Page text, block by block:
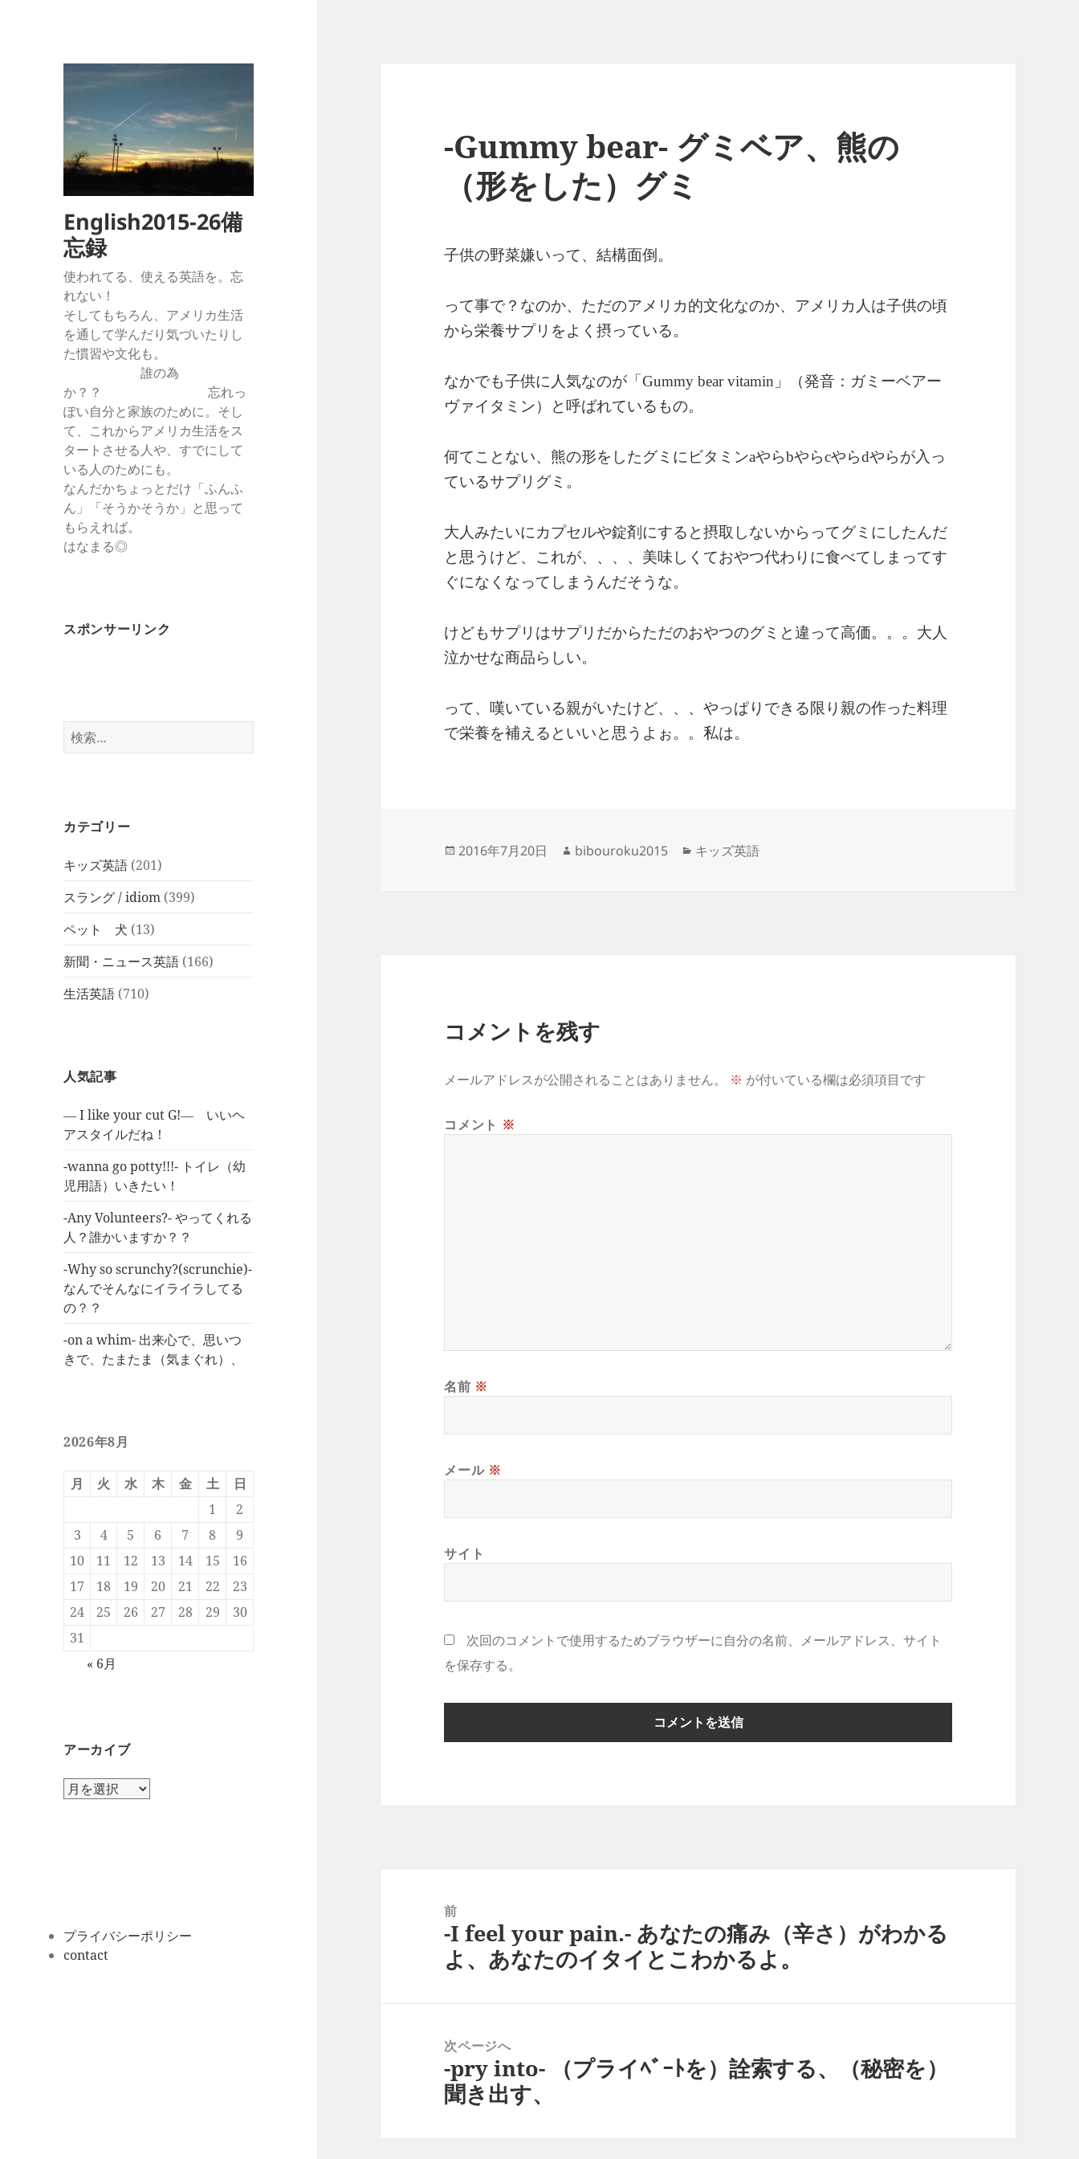
English2015-26備
忘録
使われてる、使える英語を。忘
れない！
そしてもちろん、アメリカ生活
を通して学んだり気づいたりし
た慣習や文化も。
誰の為
か？？ 忘れっ
ぽい自分と家族のために。そし
て、これからアメリカ生活をス
タートさせる人や、すでにして
いる人のためにも。
なんだかちょっとだけ「ふんふ
ん」「そうかそうか」と思って
もらえれば。
はなまる◎
スポンサーリンク
検
索:
カテゴリー
キッズ英語 (201)
スラング / idiom (399)
ペット 犬 (13)
新聞・ニュース英語 (166)
生活英語 (710)
人気記事
― I like your cut G!― いいヘ
アスタイルだね！
-wanna go potty!!!- トイレ（幼
児用語）いきたい！
-Any Volunteers?- やってくれる
人？誰かいますか？？
-Why so scrunchy?(scrunchie)-
なんでそんなにイライラしてる
の？？
-on a whim- 出来心で、思いつ
きで、たまたま（気まぐれ）、
2026年8月
月 火 水 木 金 土
日
1
2
3
4 5 6 7 8
9
10
11 12 13 14 15
16
17
18 19 20 21 22
23
24
25 26 27 28 29
30
31
« 6月
アーカイブ
ア
プライバシーポリシー
contact
-Gummy bear- グミベア、熊の
（形をした）グミ
子供の野菜嫌いって、結構面倒。
って事で？なのか、ただのアメリカ的文化なのか、アメリカ人は子供の頃
から栄養サプリをよく摂っている。
なかでも子供に人気なのが「Gummy bear vitamin 」（発音：ガミーベアー
ヴァイタミン）と呼ばれているもの。
何てことない、熊の形をしたグミにビタミンaやらbやらcやらdやらが入っ
ているサプリグミ。
大人みたいにカプセルや錠剤にすると摂取しないからってグミにしたんだ
と思うけど、これが、、、、美味しくておやつ代わりに食べてしまってす
ぐになくなってしまうんだそうな。
けどもサプリはサプリだからただのおやつのグミと違って高価。。。大人
泣かせな商品らしい。
って、嘆いている親がいたけど、、、やっぱりできる限り親の作った料理
で栄養を補えるといいと思うよぉ。。私は。
投
2016年7月20日
作
bibouroku2015
カ
キッズ英語
コメントを残す
メールアドレスが公開されることはありません。 ※ が付いている欄は必須項目です
コメント ※
名前 ※
メール ※
サイト
次回のコメントで使用するためブラウザーに自分の名前、メールアドレス、サイト
を保存する。
前
前
の
-I feel your pain.- あなたの痛み（辛さ）がわかる
よ、あなたのイタイとこわかるよ。
次ページへ
次
の
-pry into- （プライﾍﾞｰﾄを）詮索する、（秘密を）
聞き出す、